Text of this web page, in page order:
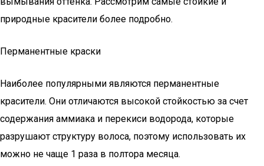
природные красители более подробно.
Перманентные краски
Наиболее популярными являются перманентные
красители. Они отличаются высокой стойкостью за счет
содержания аммиака и перекиси водорода, которые
разрушают структуру волоса, поэтому использовать их
можно не чаще 1 раза в полтора месяца.